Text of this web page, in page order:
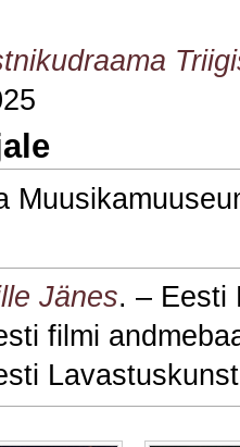
Jänes. – Eesti
filmi